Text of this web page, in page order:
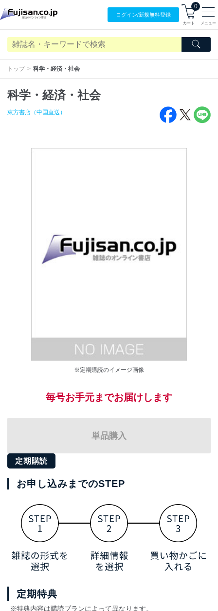
ログイン/新規無料登録
0
カート メニュー
トップ 科学・経済・社会
科学・経済・社会
東方書店（中国直送）
※定期購読のイメージ画像
毎号お手元までお届けします
単品購入
定期購読
お申し込みまでのSTEP
定期特典
※特典内容は購読プランによって異なります。